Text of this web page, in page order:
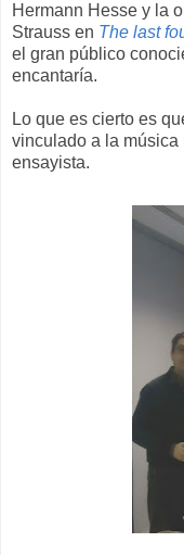
Hermann Hesse y la
Strauss en The last
el gran público
encantaría.
Lo que es cierto es
vinculado a la música
ensayista.